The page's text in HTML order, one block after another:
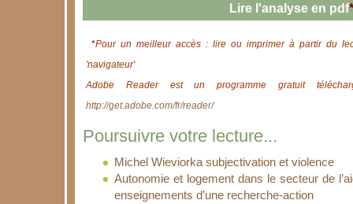
Lire l'analyse en pdf*
*Pour un meilleur accès : lire ou imprimer à partir du
'navigateur'
Adobe Reader est un programme gratuit
http://get.adobe.com/fr/reader/
Poursuivre votre lecture...
Michel Wieviorka subjectivation et violence
Autonomie et logement dans le secteur de
enseignements d’une recherche-action